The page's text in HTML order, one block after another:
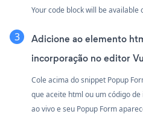
Your code block will be available
Adicione ao elemento
incorporação no editor
Cole acima do snippet Popup
que aceite html ou um código
ao vivo e seu Popup Form